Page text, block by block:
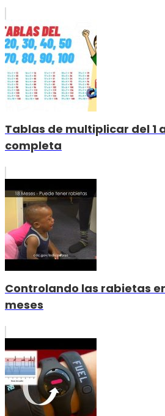
Tablas de multiplicar del 1
completa
Controlando las rabietas
meses